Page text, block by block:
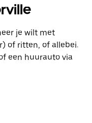
je wilt met
of ritten, of allebei.
een huurauto via